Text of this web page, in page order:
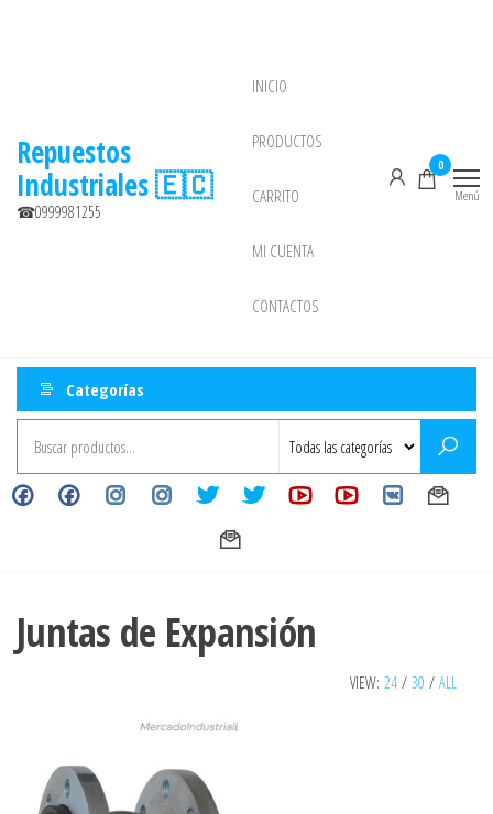
Repuestos
Industriales 🇪🇨
☎0999981255
INICIO
PRODUCTOS
CARRITO
MI CUENTA
CONTACTOS
0
Menú
Categorías
Juntas de Expansión
VIEW: 24 / 30 / ALL